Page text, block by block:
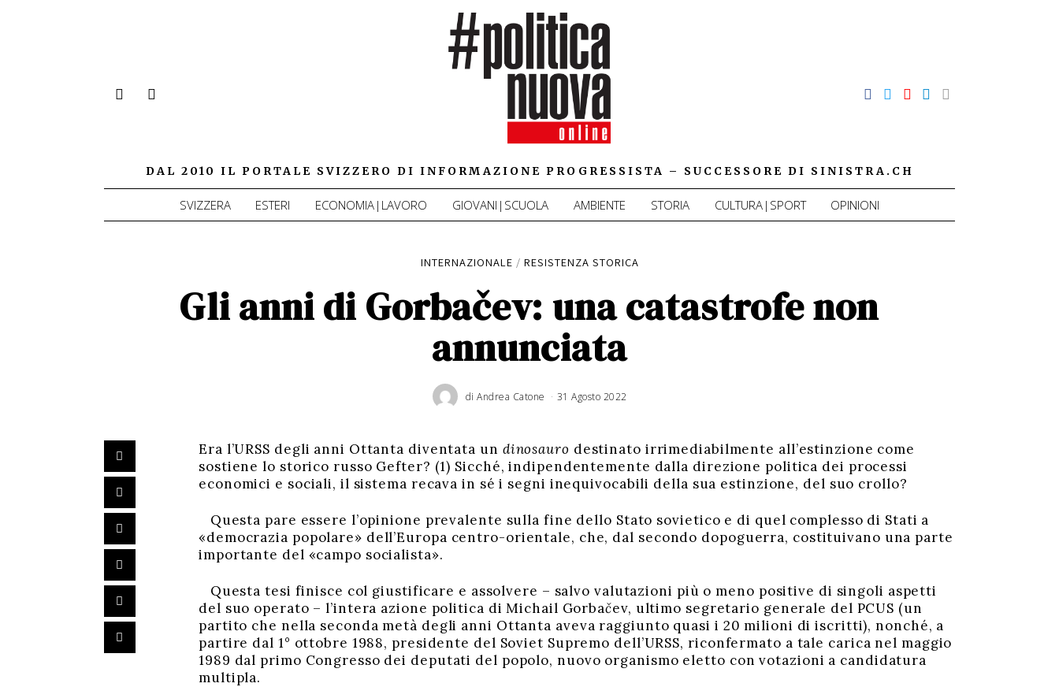
DAL 2010 IL PORTALE SVIZZERO DI INFORMAZIONE PROGRESSISTA – SUCCESSORE DI SINISTRA.CH
SVIZZERA ESTERI ECONOMIA|LAVORO GIOVANI|SCUOLA AMBIENTE STORIA CULTURA|SPORT OPINIONI
INTERNAZIONALE / RESISTENZA STORICA
Gli anni di Gorbačev: una catastrofe non
annunciata
di Andrea Catone 31 Agosto 2022
Era l’URSS degli anni Ottanta diventata un dinosauro destinato irrimediabilmente all’estinzione come
sostiene lo storico russo Gefter? (1) Sicché, indipendentemente dalla direzione politica dei processi
economici e sociali, il sistema recava in sé i segni inequivocabili della sua estinzione, del suo crollo?
Questa pare essere l’opinione prevalente sulla fine dello Stato sovietico e di quel complesso di Stati a
«democrazia popolare» dell’Europa centro-orientale, che, dal secondo dopoguerra, costituivano una parte
importante del «campo socialista».
Questa tesi finisce col giustificare e assolvere – salvo valutazioni più o meno positive di singoli aspetti
del suo operato – l’intera azione politica di Michail Gorbačev, ultimo segretario generale del PCUS (un
partito che nella seconda metà degli anni Ottanta aveva raggiunto quasi i 20 milioni di iscritti), nonché, a
partire dal 1° ottobre 1988, presidente del Soviet Supremo dell’URSS, riconfermato a tale carica nel maggio
1989 dal primo Congresso dei deputati del popolo, nuovo organismo eletto con votazioni a candidatura
multipla.